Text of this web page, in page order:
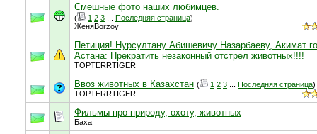
Смешные фото наших любимцев.
( 1 2 3 Последняя страница)
ЖеняBorzoy
Петиция! Нурсултану Абишевичу Назарбаеву, Акимат
Астана: Прекратить незаконный отстрел животных!!!!
TOPTERRTIGER
Ввоз животных в Казахстан ( 1 2 3 Последняя страница)
TOPTERRTIGER
Фильмы про природу, охоту, животных
Баха